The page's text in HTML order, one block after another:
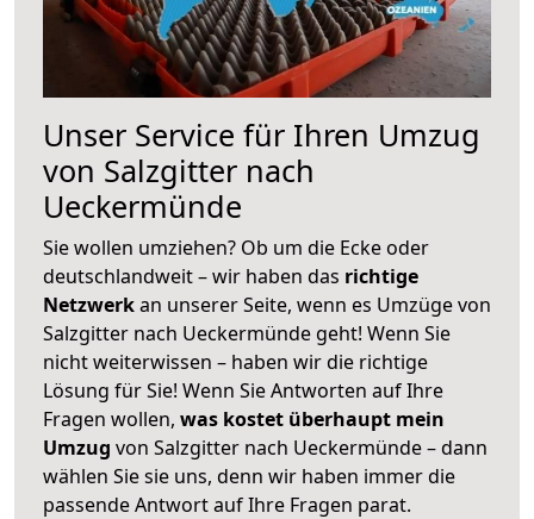
Unser Service für Ihren Umzug
von Salzgitter nach
Ueckermünde
Sie wollen umziehen? Ob um die Ecke oder
deutschlandweit – wir haben das richtige
Netzwerkan unserer Seite, wenn es Umzüge von
Salzgitter nach Ueckermünde geht! Wenn Sie
nicht weiterwissen – haben wir die richtige
Lösung für Sie! Wenn Sie Antworten auf Ihre
Fragen wollen, was kostet überhaupt mein
Umzug von Salzgitter nach Ueckermünde – dann
wählen Sie sie uns, denn wir haben immer die
passende Antwort auf Ihre Fragen parat.